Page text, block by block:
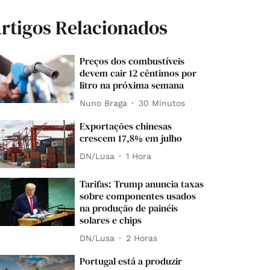
Relacionados
Preços dos combustíveis
devem cair 12 cêntimos por
litro na próxima semana
Nuno Braga 30 Minutos
Exportações chinesas
crescem 17,8% em julho
DN/Lusa 1 Hora
Tarifas: Trump anuncia taxas
sobre componentes usados
na produção de painéis
solares e chips
DN/Lusa 2 Horas
Portugal está a produzir